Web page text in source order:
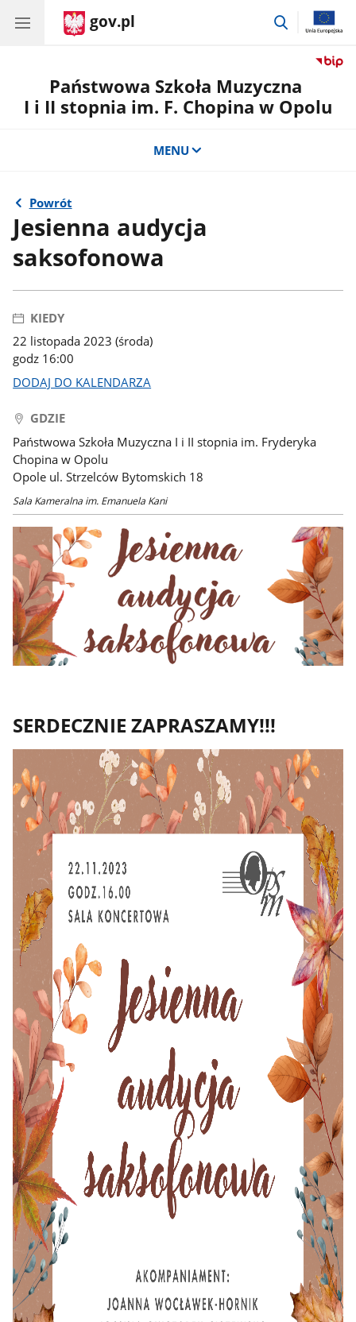
gov.pl
przejdź
Państwowa Szkoła Muzyczna
I i II stopnia im. F. Chopina w Opolu
MENU
Powrót
Jesienna audycja
saksofonowa
KIEDY
22 listopada 2023 (środa)
godz 16:00
DODAJ DO KALENDARZA
GDZIE
Państwowa Szkoła Muzyczna I i II stopnia im. Fryderyka
Chopina w Opolu
Opole ul. Strzelców Bytomskich 18
Sala Kameralna im. Emanuela Kani
SERDECZNIE ZAPRASZAMY!!!